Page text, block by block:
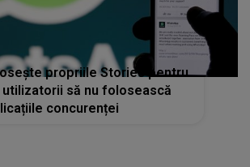
propriile Stories pentru
utilizatorii să nu folosească
concurenței